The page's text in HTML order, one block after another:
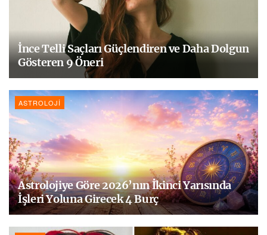
İnce Telli Saçları Güçlendiren ve Daha Dolgun
Gösteren 9 Öneri
ASTROLOJI
Astrolojiye Göre 2026’nın İkinci Yarısında
İşleri Yoluna Girecek 4 Burç